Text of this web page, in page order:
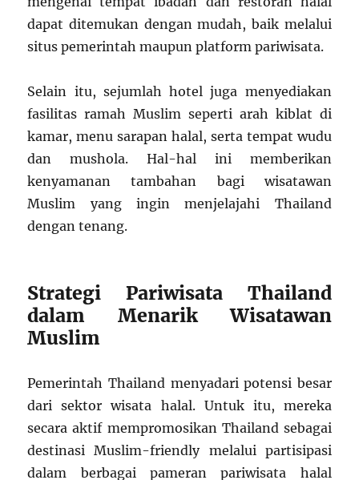
dapat ditemukan dengan mudah, baik melalui
situs pemerintah maupun platform pariwisata.
Selain itu, sejumlah hotel juga menyediakan
fasilitas ramah Muslim seperti arah kiblat di
kamar, menu sarapan halal, serta tempat wudu
dan mushola. Hal-hal ini memberikan
kenyamanan tambahan bagi wisatawan
Muslim yang ingin menjelajahi Thailand
dengan tenang.
Strategi Pariwisata Thailand
dalam Menarik Wisatawan
Muslim
Pemerintah Thailand menyadari potensi besar
dari sektor wisata halal. Untuk itu, mereka
secara aktif mempromosikan Thailand sebagai
destinasi Muslim-friendly melalui partisipasi
dalam berbagai pameran pariwisata halal